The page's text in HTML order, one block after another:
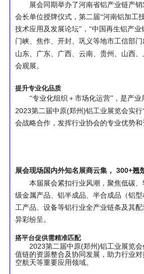
展会同期举办了河南省铝产业链产
会长单位授牌仪式，第二届“河南铝加工
技术应用及发展论坛”，“中国再生铝产
门峡、焦作、开封、巩义等地市工信部
山东、广东、广西、云南、贵州、山西
会观展。
提升专业化品质
“专业化组织＋市场化运营”，是产
2023第二届中原(郑州 )铝工业展览会实
会战略合作，发挥行业协会的专业优势
展会现场国内外知名展商云集， 300+翘
本届展会紧扣行业风潮，聚焦低碳
级金属产品、铝半成品、半合成品（铝
工产品、设备等铝行业全产业链条及其
异彩纷呈。
搭平台促供需精准匹配
2023第二届中原(郑州 )铝工业展览
值链的资源整合及协同发展，助力行业
空航天等重要应用领域。